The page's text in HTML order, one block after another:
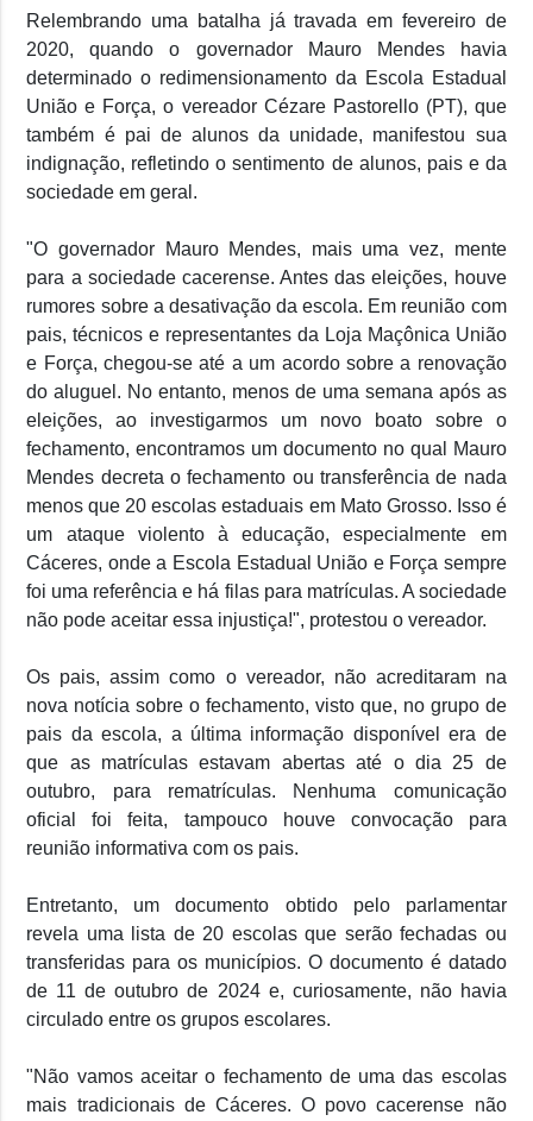
Relembrando uma batalha já travada em fevereiro de
2020, quando o governador Mauro Mendes havia
determinado o redimensionamento da Escola Estadual
União e Força, o vereador Cézare Pastorello (PT), que
também é pai de alunos da unidade, manifestou sua
indignação, refletindo o sentimento de alunos, pais e da
sociedade em geral.
"O governador Mauro Mendes, mais uma vez, mente
para a sociedade cacerense. Antes das eleições, houve
rumores sobre a desativação da escola. Em reunião com
pais, técnicos e representantes da Loja Maçônica União
e Força, chegou-se até a um acordo sobre a renovação
do aluguel. No entanto, menos de uma semana após as
eleições, ao investigarmos um novo boato sobre o
fechamento, encontramos um documento no qual Mauro
Mendes decreta o fechamento ou transferência de nada
menos que 20 escolas estaduais em Mato Grosso. Isso é
um ataque violento à educação, especialmente em
Cáceres, onde a Escola Estadual União e Força sempre
foi uma referência e há filas para matrículas. A sociedade
não pode aceitar essa injustiça!", protestou o vereador.
Os pais, assim como o vereador, não acreditaram na
nova notícia sobre o fechamento, visto que, no grupo de
pais da escola, a última informação disponível era de
que as matrículas estavam abertas até o dia 25 de
outubro, para rematrículas. Nenhuma comunicação
oficial foi feita, tampouco houve convocação para
reunião informativa com os pais.
Entretanto, um documento obtido pelo parlamentar
revela uma lista de 20 escolas que serão fechadas ou
transferidas para os municípios. O documento é datado
de 11 de outubro de 2024 e, curiosamente, não havia
circulado entre os grupos escolares.
"Não vamos aceitar o fechamento de uma das escolas
mais tradicionais de Cáceres. O povo cacerense não